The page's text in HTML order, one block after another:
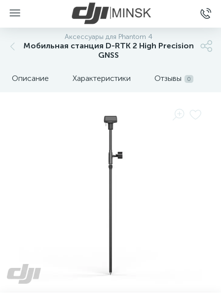
Аксессуары для Phantom 4
Мобильная станция D-RTK 2 High Precision
GNSS
Описание Характеристики Отзывы 0